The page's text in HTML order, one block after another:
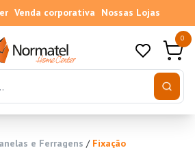
Venda corporativa Nossas Lojas
0
e Ferragens / Fixação